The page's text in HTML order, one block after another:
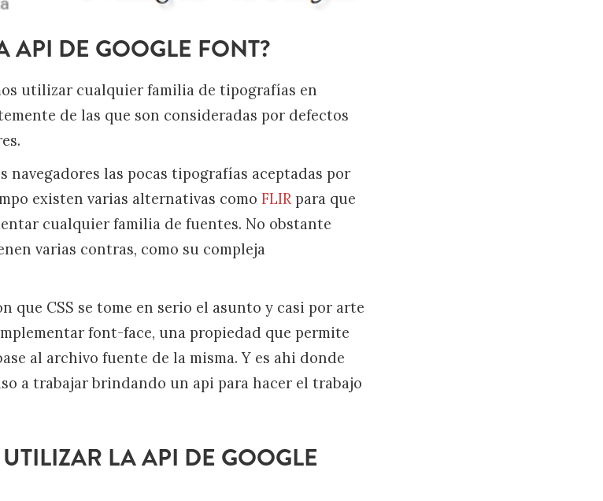
API DE GOOGLE FONT?
utilizar cualquier familia de tipografías en
de las que son consideradas por defectos
navegadores las pocas tipografías aceptadas por
existen varias alternativas como FLIR para que
cualquier familia de fuentes. No obstante
varias contras, como su compleja
que CSS se tome en serio el asunto y casi por arte
font-face, una propiedad que permite
al archivo fuente de la misma. Y es ahi donde
a trabajar brindando un api para hacer el trabajo
LA API DE GOOGLE